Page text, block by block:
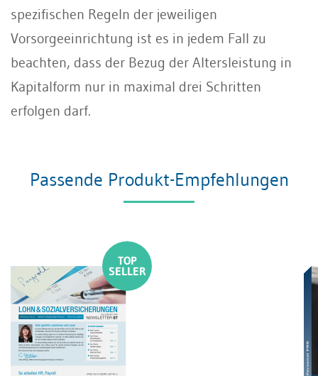
spezifischen Regeln der jeweiligen
Vorsorgeeinrichtung ist es in jedem Fall zu
beachten, dass der Bezug der Altersleistung in
Kapitalform nur in maximal drei Schritten
erfolgen darf.
Passende Produkt-Empfehlungen